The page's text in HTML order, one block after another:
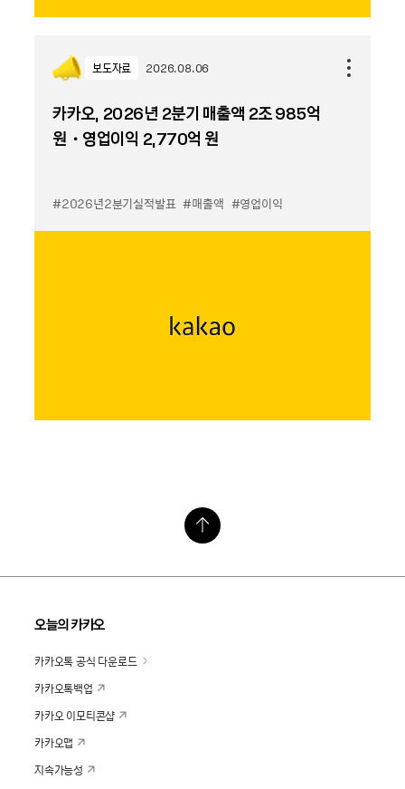
보도자료 2026.08.06
카카오, 2026년 2분기 매출액 2조 985억
원・영업이익 2,770억 원
#2026년2분기실적발표 #매출액 #영업이익
오늘의 카카오
카카오톡 공식 다운로드
카카오톡백업
카카오 이모티콘샵
카카오맵
지속가능성